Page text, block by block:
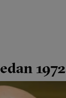
1972